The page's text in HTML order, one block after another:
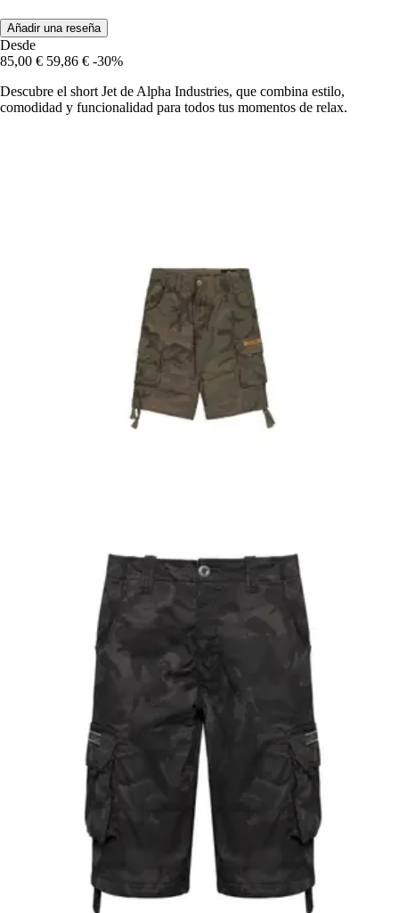
Añadir una reseña
Desde
85,00 € 59,86 € -30%
Descubre el short Jet de Alpha Industries, que combina estilo,
comodidad y funcionalidad para todos tus momentos de relax.